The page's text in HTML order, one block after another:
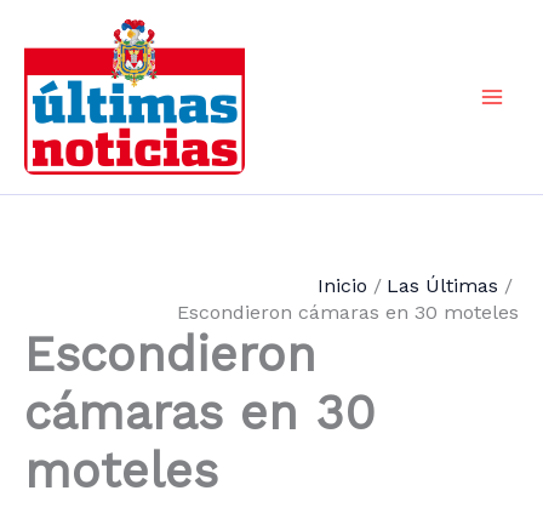
contenido
Inicio
Las Últimas
Escondieron cámaras en 30 moteles
Escondieron
cámaras en 30
moteles